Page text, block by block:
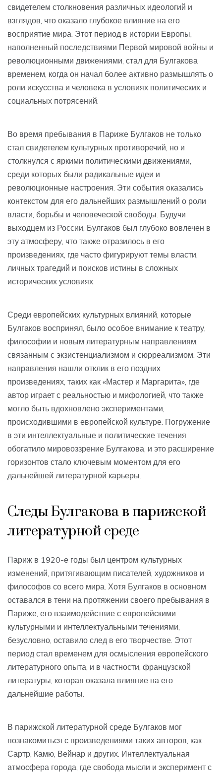
свидетелем столкновения различных идеологий и
взглядов, что оказало глубокое влияние на его
восприятие мира. Этот период в истории Европы,
наполненный последствиями Первой мировой войны и
революционными движениями, стал для Булгакова
временем, когда он начал более активно размышлять о
роли искусства и человека в условиях политических и
социальных потрясений.
Во время пребывания в Париже Булгаков не только
стал свидетелем культурных противоречий, но и
столкнулся с яркими политическими движениями,
среди которых были радикальные идеи и
революционные настроения. Эти события оказались
контекстом для его дальнейших размышлений о роли
власти, борьбы и человеческой свободы. Будучи
выходцем из России, Булгаков был глубоко вовлечен в
эту атмосферу, что также отразилось в его
произведениях, где часто фигурируют темы власти,
личных трагедий и поисков истины в сложных
исторических условиях.
Среди европейских культурных влияний, которые
Булгаков воспринял, было особое внимание к театру,
философии и новым литературным направлениям,
связанным с экзистенциализмом и сюрреализмом. Эти
направления нашли отклик в его поздних
произведениях, таких как «Мастер и Маргарита», где
автор играет с реальностью и мифологией, что также
могло быть вдохновлено экспериментами,
происходившими в европейской культуре. Погружение
в эти интеллектуальные и политические течения
обогатило мировоззрение Булгакова, и это расширение
горизонтов стало ключевым моментом для его
дальнейшей литературной карьеры.
Следы Булгакова в парижской
литературной среде
Париж в 1920-е годы был центром культурных
изменений, притягивающим писателей, художников и
философов со всего мира. Хотя Булгаков в основном
оставался в тени на протяжении своего пребывания в
Париже, его взаимодействие с европейскими
культурными и интеллектуальными течениями,
безусловно, оставило след в его творчестве. Этот
период стал временем для осмысления европейского
литературного опыта, и в частности, французской
литературы, которая оказала влияние на его
дальнейшие работы.
В парижской литературной среде Булгаков мог
познакомиться с произведениями таких авторов, как
Сартр, Камю, Вейнар и других. Интеллектуальная
атмосфера города, где свобода мысли и эксперимент с